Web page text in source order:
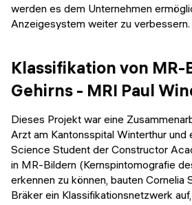
werden es dem Unternehmen
Anzeigesystem weiter zu verbessern.
Klassifikation von MR-
Gehirns - MRI Paul
Dieses Projekt war eine
Arzt am Kantonsspital Winterthur und
Science Student der Constructor
in MR-Bildern (Kernspintomografie
erkennen zu können, bauten Cornelia
Bräker ein Klassifikationsnetzwerk